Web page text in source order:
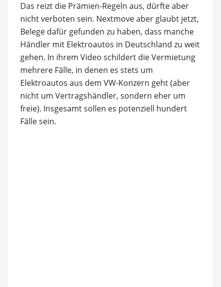
Das reizt die Prämien-Regeln aus, dürfte aber
nicht verboten sein. Nextmove aber glaubt jetzt,
Belege dafür gefunden zu haben, dass manche
Händler mit Elektroautos in Deutschland zu weit
gehen. In ihrem Video schildert die Vermietung
mehrere Fälle, in denen es stets um
Elektroautos aus dem VW-Konzern geht (aber
nicht um Vertragshändler, sondern eher um
freie). Insgesamt sollen es potenziell hundert
Fälle sein.